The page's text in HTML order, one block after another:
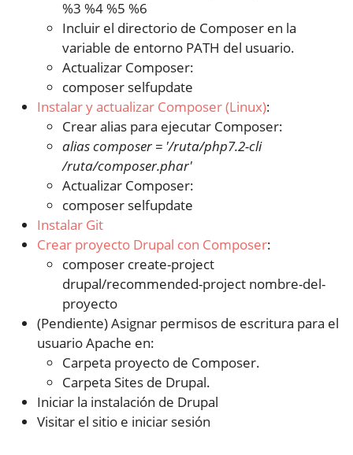
%3 %4 %5 %6
Incluir el directorio de Composer en la
variable de entorno PATH del usuario.
Actualizar Composer:
composer selfupdate
Instalar y actualizar Composer (Linux):
Crear alias para ejecutar Composer:
alias composer = '/ruta/php7.2-cli
/ruta/composer.phar'
Actualizar Composer:
composer selfupdate
Instalar Git
Crear proyecto Drupal con Composer:
composer create-project
drupal/recommended-project nombre-del-
proyecto
(Pendiente) Asignar permisos de escritura para el
usuario Apache en:
Carpeta proyecto de Composer.
Carpeta Sites de Drupal.
Iniciar la instalación de Drupal
Visitar el sitio e iniciar sesión